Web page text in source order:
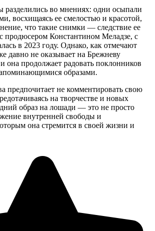
разделились во мнениях: одни осыпали
восхищаясь ее смелостью и красотой,
что такие снимки — следствие ее
продюсером Константином Меладзе, с
в 2023 году. Однако, как отмечают
давно не оказывает на Брежневу
она продолжает радовать поклонников
образами.
предпочитает не комментировать свою
на творчестве и новых
образ на лошади — это не просто
внутренней свободы и
она стремится в своей жизни и